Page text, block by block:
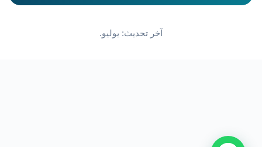
آخر تحديث: يوليو.